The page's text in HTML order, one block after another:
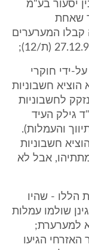
יסעור בע"מ
רק ב- 2.2.95 (בעוד שאחת
קבלו המערערים
על-ידי חוקרי
מדוע לא הוציא חשבוניות
לחשבוניות
גילק העיד
והעמלות).
חשבוניות
אבל לא
הללו - שהיו
שולמו עמלות
למערערת;
הגיעו